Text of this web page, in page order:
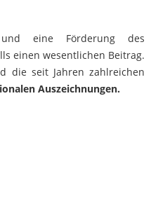
und eine Förderung des
einen wesentlichen Beitrag.
die seit Jahren zahlreichen
Auszeichnungen.